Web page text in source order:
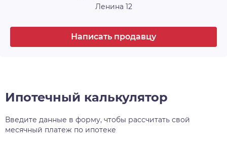
Ленина 12
Написать продавцу
Ипотечный калькулятор
Введите данные в форму, чтобы рассчитать свой
месячный платеж по ипотеке